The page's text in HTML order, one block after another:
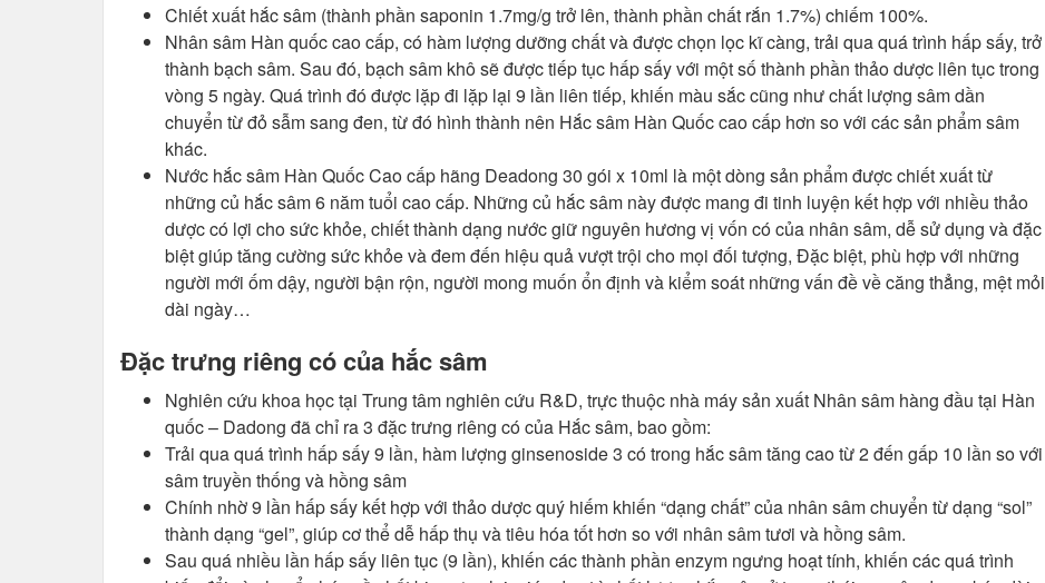
Chiết xuất hắc sâm (thành phần saponin 1.7mg/g trở lên, thành phần chất rắn 1.7%) chiếm 100%.
Nhân sâm Hàn quốc cao cấp, có hàm lượng dưỡng chất và được chọn lọc kĩ càng, trải qua quá trình hấp sấy, trở
thành bạch sâm. Sau đó, bạch sâm khô sẽ được tiếp tục hấp sấy với một số thành phần thảo dược liên tục trong
vòng 5 ngày. Quá trình đó được lặp đi lặp lại 9 lần liên tiếp, khiến màu sắc cũng như chất lượng sâm dần
chuyển từ đỏ sẫm sang đen, từ đó hình thành nên Hắc sâm Hàn Quốc cao cấp hơn so với các sản phẩm sâm
khác.
Nước hắc sâm Hàn Quốc Cao cấp hãng Deadong 30 gói x 10ml là một dòng sản phẩm được chiết xuất từ
những củ hắc sâm 6 năm tuổi cao cấp. Những củ hắc sâm này được mang đi tinh luyện kết hợp với nhiều thảo
dược có lợi cho sức khỏe, chiết thành dạng nước giữ nguyên hương vị vốn có của nhân sâm, dễ sử dụng và đặc
biệt giúp tăng cường sức khỏe và đem đến hiệu quả vượt trội cho mọi đối tượng, Đặc biệt, phù hợp với những
người mới ốm dậy, người bận rộn, người mong muốn ổn định và kiểm soát những vấn đề về căng thẳng, mệt mỏi
dài ngày…
Đặc trưng riêng có của hắc sâm
Nghiên cứu khoa học tại Trung tâm nghiên cứu R&D, trực thuộc nhà máy sản xuất Nhân sâm hàng đầu tại Hàn
quốc – Dadong đã chỉ ra 3 đặc trưng riêng có của Hắc sâm, bao gồm:
Trải qua quá trình hấp sấy 9 lần, hàm lượng ginsenoside 3 có trong hắc sâm tăng cao từ 2 đến gấp 10 lần so với
sâm truyền thống và hồng sâm
Chính nhờ 9 lần hấp sấy kết hợp với thảo dược quý hiếm khiến “dạng chất” của nhân sâm chuyển từ dạng “sol”
thành dạng “gel”, giúp cơ thể dễ hấp thụ và tiêu hóa tốt hơn so với nhân sâm tươi và hồng sâm.
Sau quá nhiều lần hấp sấy liên tục (9 lần), khiến các thành phần enzym ngưng hoạt tính, khiến các quá trình